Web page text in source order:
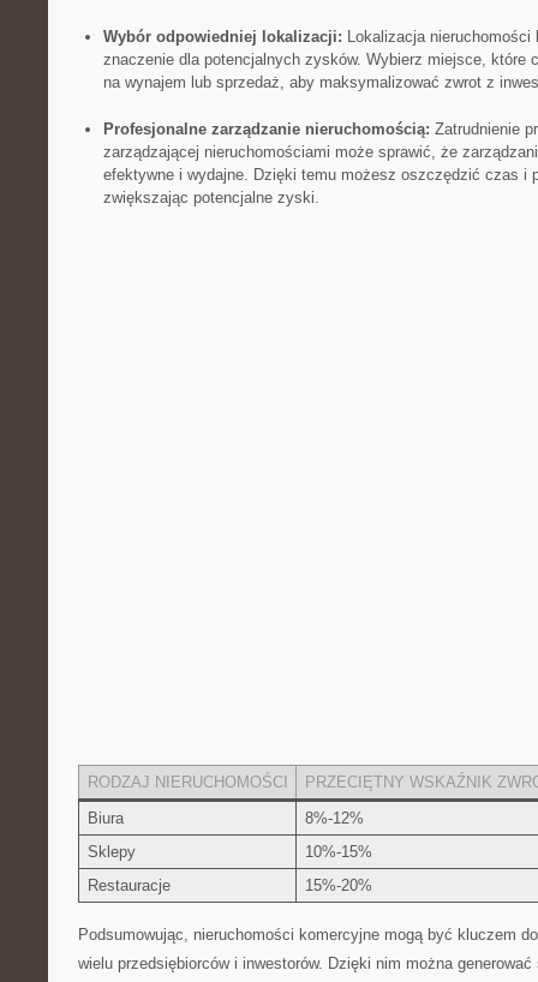
Wybór⁤ odpowiedniej lokalizacji: ‌Lokalizacja
znaczenie dla potencjalnych zysków. Wybierz miejsce, które
na wynajem lub sprzedaż,‍ aby maksymalizować zwrot z
Profesjonalne zarządzanie nieruchomością: Zatrudnienie
zarządzającej ‌nieruchomościami może sprawić, że
efektywne i wydajne.‍ Dzięki temu możesz oszczędzić czas i
zwiększając​ potencjalne zyski.
RODZAJ NIERUCHOMOŚCI
PRZECIĘTNY ⁤WSKAŹNIK
Biura
8%-12%
Sklepy
10%-15%
Restauracje
15%-20%
Podsumowując, nieruchomości komercyjne mogą być kluczem
wielu przedsiębiorców i inwestorów. Dzięki nim można